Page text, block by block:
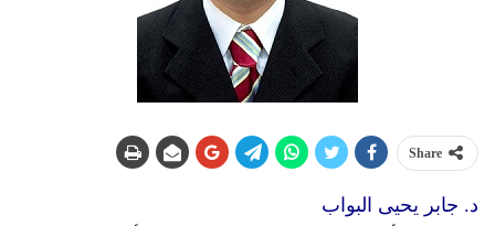
Share
د. جابر يحيى البواب